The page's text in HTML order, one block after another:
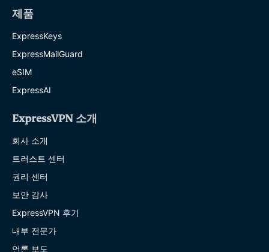
제품
ExpressKeys
ExpressMailGuard
eSIM
ExpressAI
ExpressVPN 소개
회사 소개
트러스트 센터
권리 센터
보안 감사
ExpressVPN 후기
내부 전문가
언론 보도